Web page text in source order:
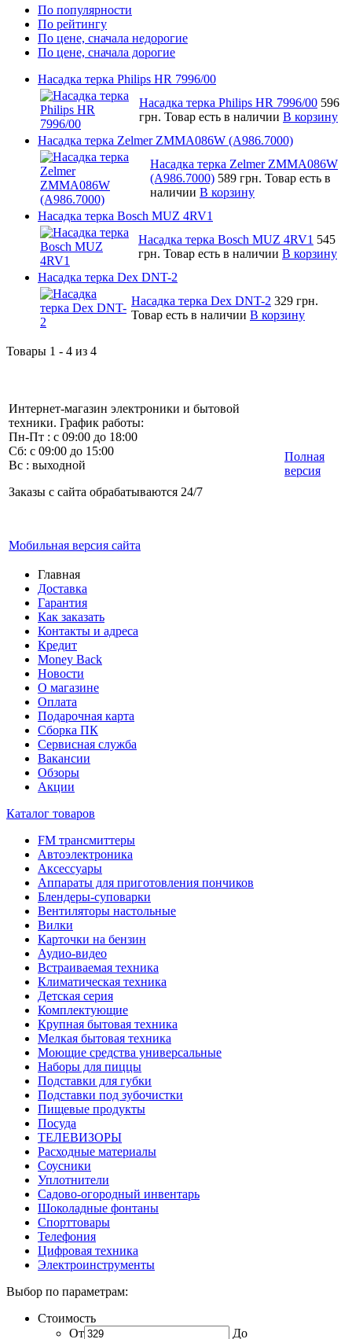
По популярности
По рейтингу
По цене, сначала недорогие
По цене, сначала дорогие
Насадка терка Philips HR 7996/00
Насадка терка Philips HR 7996/00 596
грн. Товар есть в наличии В корзину
Насадка терка Zelmer ZMMA086W (A986.7000)
Насадка терка Zelmer ZMMA086W
(A986.7000) 589 грн. Товар есть в
наличии В корзину
Насадка терка Bosch MUZ 4RV1
Насадка терка Bosch MUZ 4RV1 545
грн. Товар есть в наличии В корзину
Насадка терка Dex DNT-2
Насадка терка Dex DNT-2 329 грн.
Товар есть в наличии В корзину
Товары 1 - 4 из 4
Интернет-магазин электроники и бытовой
техники. График работы:
Пн-Пт : с 09:00 до 18:00
Сб: с 09:00 до 15:00
Вс : выходной
Заказы с сайта обрабатываются 24/7
Мобильная версия сайта
Полная
версия
Главная
Доставка
Гарантия
Как заказать
Контакты и адреса
Кредит
Money Back
Новости
О магазине
Оплата
Подарочная карта
Сборка ПК
Сервисная служба
Вакансии
Обзоры
Акции
Каталог товаров
FM трансмиттеры
Автоэлектроника
Аксессуары
Аппараты для приготовления пончиков
Блендеры-суповарки
Вентиляторы настольные
Вилки
Карточки на бензин
Аудио-видео
Встраиваемая техника
Климатическая техника
Детская серия
Комплектующие
Крупная бытовая техника
Мелкая бытовая техника
Моющие средства универсальные
Наборы для пиццы
Подставки для губки
Подставки под зубочистки
Пищевые продукты
Посуда
ТЕЛЕВИЗОРЫ
Расходные материалы
Соусники
Уплотнители
Садово-огородный инвентарь
Шоколадные фонтаны
Спорттовары
Телефония
Цифровая техника
Электроинструменты
Выбор по параметрам:
Стоимость
От
До